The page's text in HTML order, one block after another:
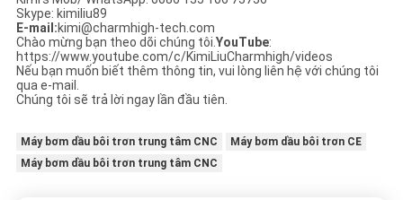
Skype: kimiliu89
E-mail:kimi@charmhigh-tech.com
Chào mừng bạn theo dõi chúng tôi. YouTube:
https://www.youtube.com/c/KimiLiuCharmhigh/videos
Nếu bạn muốn biết thêm thông tin, vui lòng liên hệ với chúng tôi
qua e-mail.
Chúng tôi sẽ trả lời ngay lần đầu tiên.
Máy bơm dầu bôi trơn trung tâm CNC
Máy bơm dầu bôi trơn CE
Máy bơm dầu bôi trơn trung tâm CNC